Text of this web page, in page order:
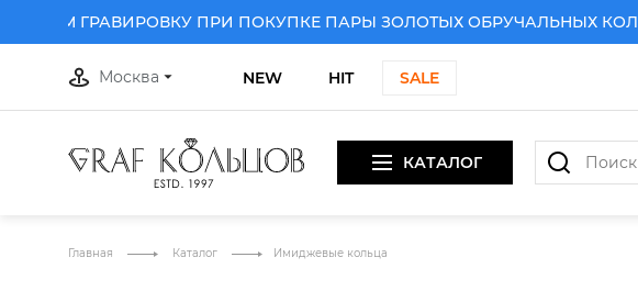
ГРАВИРОВКУ ПРИ ПОКУПКЕ ПАРЫ ЗОЛОТЫХ ОБРУЧАЛЬНЫХ КОЛЕЦ
Москва NEW HIT SALE
КАТАЛОГ
Главная Каталог Имиджевые кольца